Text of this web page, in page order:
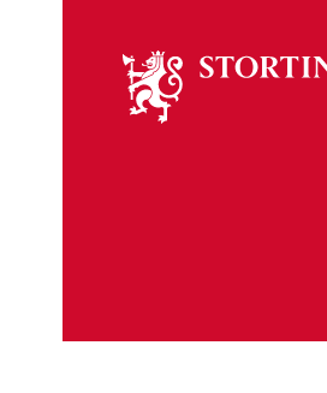
stortinget